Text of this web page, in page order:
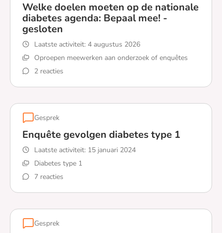
Welke doelen moeten op de nationale
diabetes agenda: Bepaal mee! -
gesloten
Laatste activiteit: 4 augustus 2026
Oproepen meewerken aan onderzoek of enquêtes
2 reacties
Lees meer over Welke doelen moeten op de nationale
Gesprek
Enquête gevolgen diabetes type 1
Laatste activiteit: 15 januari 2024
Diabetes type 1
7 reacties
Lees meer over Enquête gevolgen diabetes type 1
Gesprek